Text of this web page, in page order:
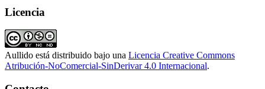
Licencia
Aullido está distribuido bajo una Licencia Creative Commons
Atribución-NoComercial-SinDerivar 4.0 Internacional.